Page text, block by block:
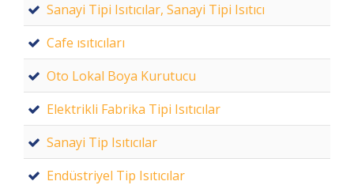
Sanayi Tipi Isıtıcılar, Sanayi Tipi Isıtıcı
Cafe ısıtıcıları
Oto Lokal Boya Kurutucu
Elektrikli Fabrika Tipi Isıtıcılar
Sanayi Tip Isıtıcılar
Endüstriyel Tip Isıtıcılar